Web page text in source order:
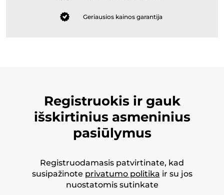
Geriausios kainos garantija
Registruokis ir gauk
išskirtinius asmeninius
pasiūlymus
Registruodamasis patvirtinate, kad
susipažinote privatumo politika ir su jos
nuostatomis sutinkate